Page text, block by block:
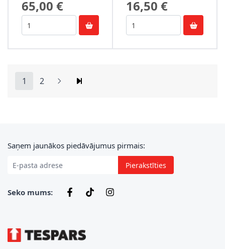
65,00 € 16,50 €
You're currently reading page
1 Lapa
2
E-pasta adrese
Saņem jaunākos piedāvājumus pirmais:
Pierakstīties
Seko mums: